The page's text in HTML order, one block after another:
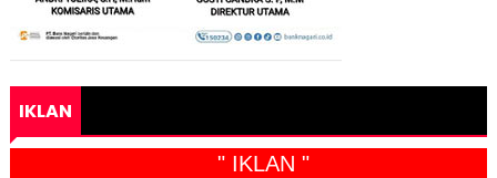
IKLAN
" IKLAN "